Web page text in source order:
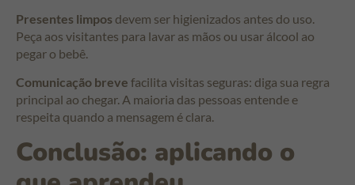
Presentes limpos devem ser higienizados antes do uso.
Peça aos visitantes para lavar as mãos ou usar álcool ao
pegar o bebê.
Comunicação breve facilita visitas seguras: diga sua regra
principal ao chegar. A maioria das pessoas entende e
respeita quando a mensagem é clara.
Conclusão: aplicando o